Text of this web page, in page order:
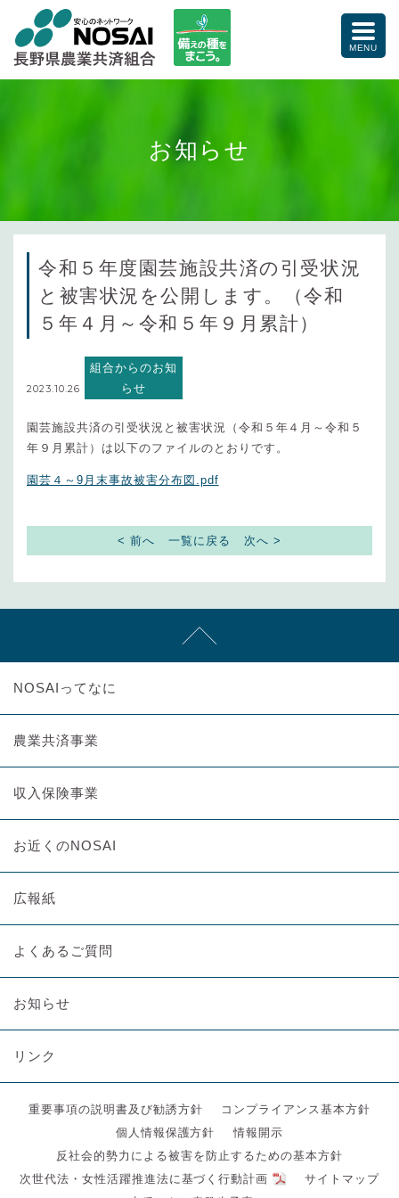
備えの種をまこう。
toggle
MENU
お知らせ
令和５年度園芸施設共済の引受状況
と被害状況を公開します。（令和
５年４月～令和５年９月累計）
2023.10.26
組合からのお知
らせ
園芸施設共済の引受状況と被害状況（令和５年４月～令和５
年９月累計）は以下のファイルのとおりです。
園芸４～9月末事故被害分布図.pdf
< 前へ 一覧に戻る 次へ >
NOSAIってなに
農業共済事業
収入保険事業
お近くのNOSAI
広報紙
よくあるご質問
お知らせ
リンク
重要事項の説明書及び勧誘方針
コンプライアンス基本方針
個人情報保護方針
情報開示
反社会的勢力による被害を防止するための基本方針
次世代法・女性活躍推進法に基づく行動計画
サイトマップ